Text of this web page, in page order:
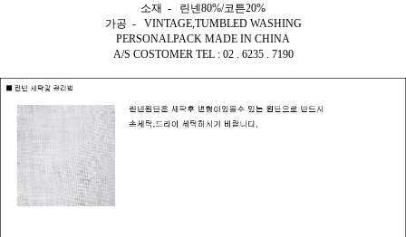
소재 - 린넨80%/코튼20%
가공 - VINTAGE,TUMBLED WASHING
PERSONALPACK MADE IN CHINA
A/S COSTOMER TEL : 02 . 6235 . 7190